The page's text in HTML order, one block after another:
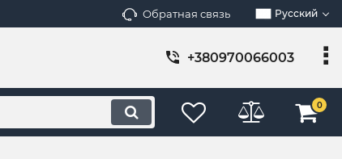
Обратная связь Русский
+380970066003
0